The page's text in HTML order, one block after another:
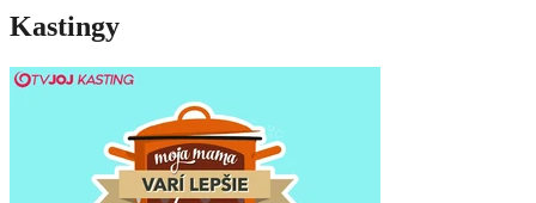
Kastingy